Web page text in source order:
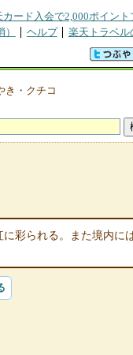
カード入会で2,000ポイント
ヘルプ 楽天トラベル
き・クチコ
彩られる。また境内に